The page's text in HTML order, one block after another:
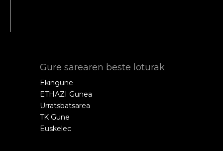
Gure sarearen beste loturak
Ekingune
ETHAZI Gunea
Urratsbatsarea
TK Gune
Euskelec